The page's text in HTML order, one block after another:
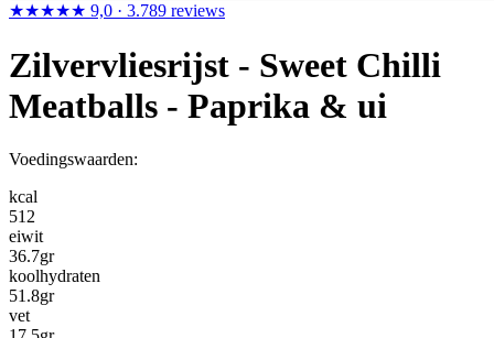
★★★★★ 9,0 · 3.789 reviews
Zilvervliesrijst - Sweet Chilli
Meatballs - Paprika & ui
Voedingswaarden:
kcal
512
eiwit
36.7gr
koolhydraten
51.8gr
vet